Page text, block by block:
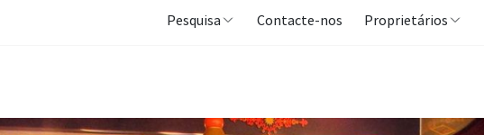
Pesquisa Contacte-nos Proprietários